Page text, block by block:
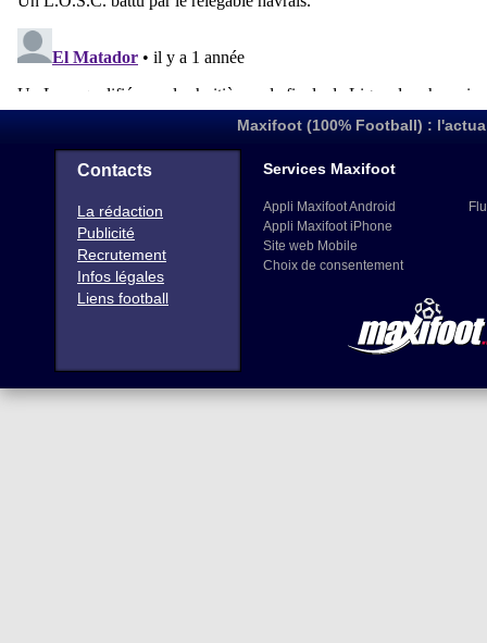
Maxifoot (100% Football) :
Contacts
La rédaction
Publicité
Recrutement
Infos légales
Liens football
Services Maxifoot
Appli Maxifoot Android
Appli Maxifoot iPhone
Site web Mobile
Choix de consentement